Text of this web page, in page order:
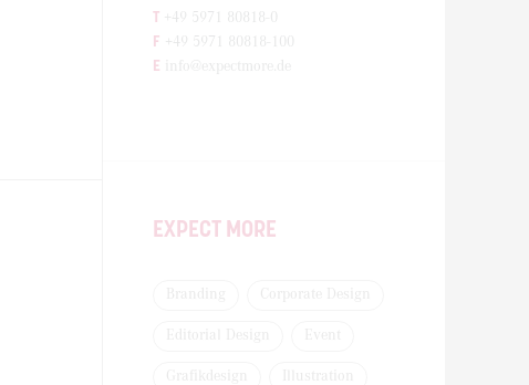
T +49 5971 80818-0
F +49 5971 80818-100
E info@expectmore.de
EXPECT MORE
Branding Corporate Design
Editorial Design
Grafikdesign